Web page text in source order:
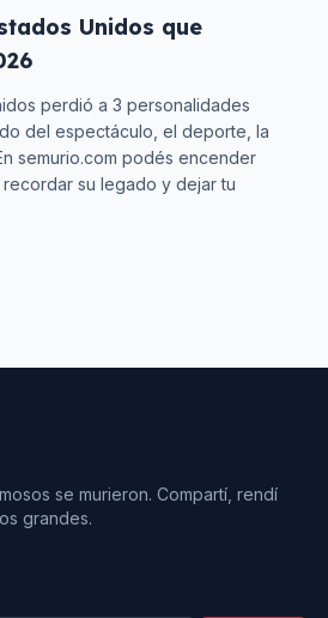
Unidos que
perdió a 3 personalidades
del espectáculo, el deporte, la
semurio.com podés encender
su legado y dejar tu
se murieron. Compartí, rendí
grandes.